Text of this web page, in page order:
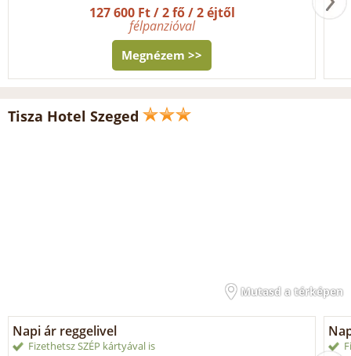
127 600 Ft / 2 fő / 2 éjtől
félpanzióval
Megnézem >>
Tisza Hotel Szeged
Mutasd a térképen
Napi ár reggelivel
Fizethetsz SZÉP kártyával is